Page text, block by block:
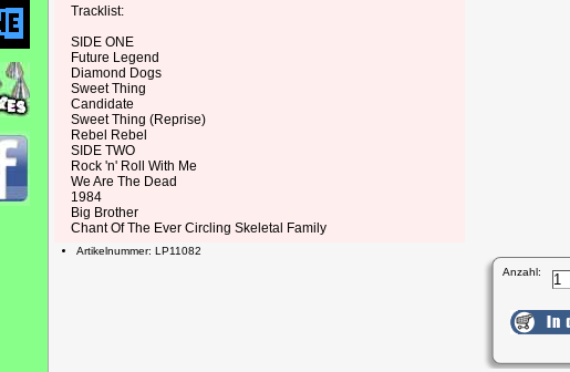
Tracklist:
SIDE ONE
Future Legend
Diamond Dogs
Sweet Thing
Candidate
Sweet Thing (Reprise)
Rebel Rebel
SIDE TWO
Rock 'n' Roll With Me
We Are The Dead
1984
Big Brother
Chant Of The Ever Circling Skeletal Family
Anzahl:
Artikelnummer: LP11082